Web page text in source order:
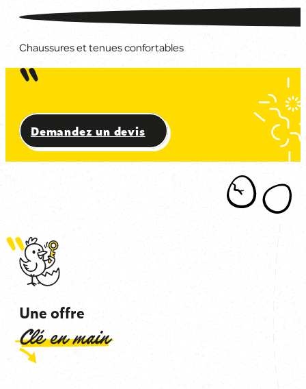
Chaussures et tenues confortables
Prêts à désamorcer la bombe et sauver Angers ?
Demandez un devis
Une offre
Clé en main